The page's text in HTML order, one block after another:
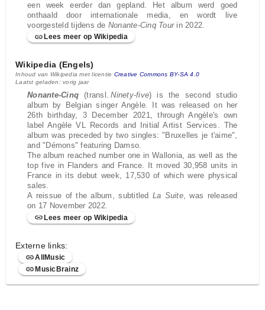
een week eerder dan gepland. Het album werd goed
onthaald door internationale media, en wordt live
voorgesteld tijdens de Nonante-Cinq Tourin 2022.
Lees meer op Wikipedia
Wikipedia (Engels)
Inhoud van Wikipedia met licentie Creative Commons BY-SA 4.0
Laatst geladen: vorig jaar
Nonante-Cinq (transl.Ninety-five) is the second studio
album by Belgian singer Angèle. It was released on her
26th birthday, 3 December 2021, through Angèle's own
label Angèle VL Records and Initial Artist Services. The
album was preceded by two singles: "Bruxelles je t'aime",
and "Démons" featuring Damso.
The album reached number one in Wallonia, as well as the
top five in Flanders and France. It moved 30,958 units in
France in its debut week, 17,530 of which were physical
sales.
A reissue of the album, subtitled La Suite, was released
on 17 November 2022.
Lees meer op Wikipedia
Externe links:
AllMusic
MusicBrainz